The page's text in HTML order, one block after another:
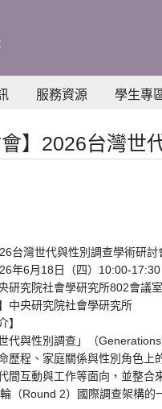
服務資源 學生專
會】2026台灣世
台灣世代與性別調查學術研討
年6月18日（四）10:00-17:30
研究院社會學研究所802會議
中央研究院社會學研究所
】
代與性別調查」（
歷程、家庭關係與性別角色上
間互動與工作等面向，並整合
（Round 2）國際調查架構的